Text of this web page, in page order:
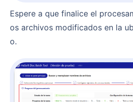
Espere a que finalice el procesamiento y compruebe l
os archivos modificados en la
o.